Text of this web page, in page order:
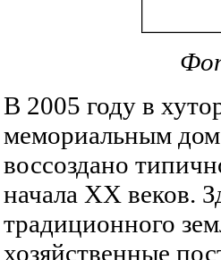
В 2005 году в
мемориальным
воссоздано
начала XX веков.
традиционного
хозяйственные